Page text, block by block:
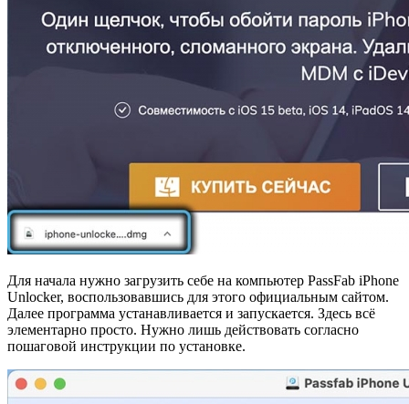
Для начала нужно загрузить себе на компьютер PassFab iPhone
Unlocker, воспользовавшись для этого официальным сайтом.
Далее программа устанавливается и запускается. Здесь всё
элементарно просто. Нужно лишь действовать согласно
пошаговой инструкции по установке.